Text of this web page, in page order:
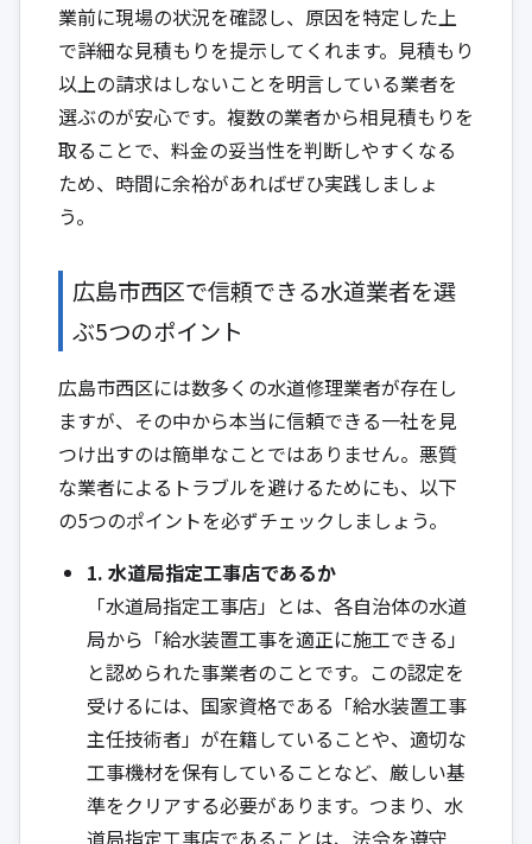
業前に現場の状況を確認し、原因を特定した上
で詳細な見積もりを提示してくれます。見積もり
以上の請求はしないことを明言している業者を
選ぶのが安心です。複数の業者から相見積もりを
取ることで、料金の妥当性を判断しやすくなる
ため、時間に余裕があればぜひ実践しましょ
う。
広島市西区で信頼できる水道業者を選
ぶ5つのポイント
広島市西区には数多くの水道修理業者が存在し
ますが、その中から本当に信頼できる一社を見
つけ出すのは簡単なことではありません。悪質
な業者によるトラブルを避けるためにも、以下
の5つのポイントを必ずチェックしましょう。
1. 水道局指定工事店であるか
「水道局指定工事店」とは、各自治体の水道
局から「給水装置工事を適正に施工できる」
と認められた事業者のことです。この認定を
受けるには、国家資格である「給水装置工事
主任技術者」が在籍していることや、適切な
工事機材を保有していることなど、厳しい基
準をクリアする必要があります。つまり、水
道局指定工事店であることは、法令を遵守